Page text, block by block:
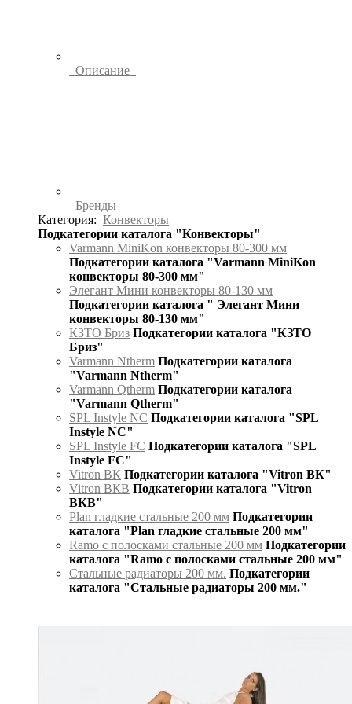
Описание
Бренды
Категория: Конвекторы
Подкатегории каталога "Конвекторы"
Varmann MiniKon конвекторы 80-300 мм
Подкатегории каталога "Varmann MiniKon
конвекторы 80-300 мм"
Элегант Мини конвекторы 80-130 мм
Подкатегории каталога " Элегант Мини
конвекторы 80-130 мм"
КЗТО Бриз Подкатегории каталога "КЗТО
Бриз"
Varmann Ntherm Подкатегории каталога
"Varmann Ntherm"
Varmann Qtherm Подкатегории каталога
"Varmann Qtherm"
SPL Instyle NC Подкатегории каталога "SPL
Instyle NC"
SPL Instyle FC Подкатегории каталога "SPL
Instyle FC"
Vitron ВК Подкатегории каталога "Vitron ВК"
Vitron ВКВ Подкатегории каталога "Vitron
ВКВ"
Plan гладкие стальные 200 мм Подкатегории
каталога "Plan гладкие стальные 200 мм"
Ramo с полосками стальные 200 мм Подкатегории
каталога "Ramo с полосками стальные 200 мм"
Стальные радиаторы 200 мм. Подкатегории
каталога "Стальные радиаторы 200 мм."